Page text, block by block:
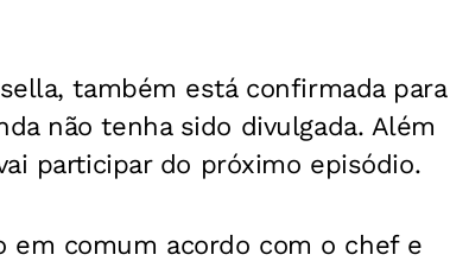
também está confirmada para
não tenha sido divulgada. Além
participar do próximo episódio.
em comum acordo com o chef e